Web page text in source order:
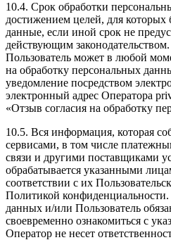
10.4. Срок обработки
достижением целей, для
данные, если иной срок не
действующим законодательством.
Пользователь может в любой
на обработку персональных
уведомление посредством
электронный адрес Оператора
«Отзыв согласия на обработку
10.5. Вся информация, которая
сервисами, в том числе
связи и другими поставщиками
обрабатывается указанными
соответствии с их
Политикой конфиденциальности.
данных и/или Пользователь
своевременно ознакомиться с
Оператор не несет